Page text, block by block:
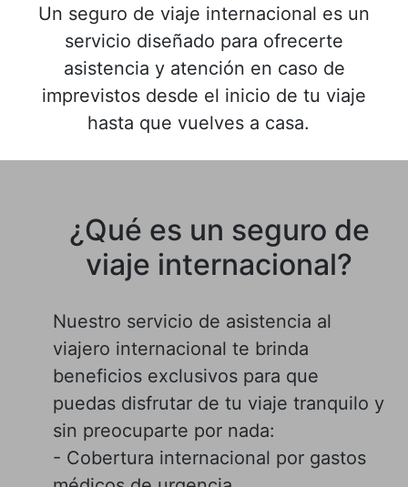
Un seguro de viaje internacional es un
servicio diseñado para ofrecerte
asistencia y atención en caso de
imprevistos desde el inicio de tu viaje
hasta que vuelves a casa.
¿Qué es un seguro de
viaje internacional?
Nuestro servicio de asistencia al
viajero internacional te brinda
beneficios exclusivos para que
puedas disfrutar de tu viaje tranquilo y
sin preocuparte por nada:
- Cobertura internacional por gastos